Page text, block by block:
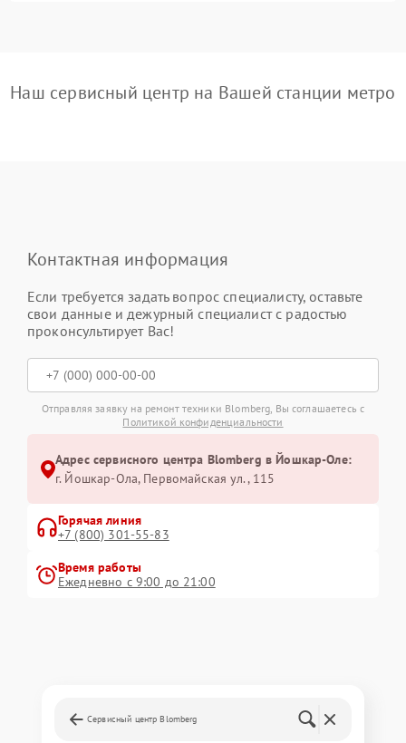
Наш сервисный центр на Вашей станции метро
Контактная информация
Если требуется задать вопрос специалисту, оставьте
свои данные и дежурный специалист с радостью
проконсультирует Вас!
Отправляя заявку на ремонт техники Blomberg, Вы соглашаетесь с
Политикой конфиденциальности
Адрес сервисного центра Blomberg в Йошкар-Оле:
г. Йошкар-Ола, Первомайская ул., 115
Горячая линия
+7 (800) 301-55-83
Время работы
Ежедневно с 9:00 до 21:00
Сервисный центр Blomberg